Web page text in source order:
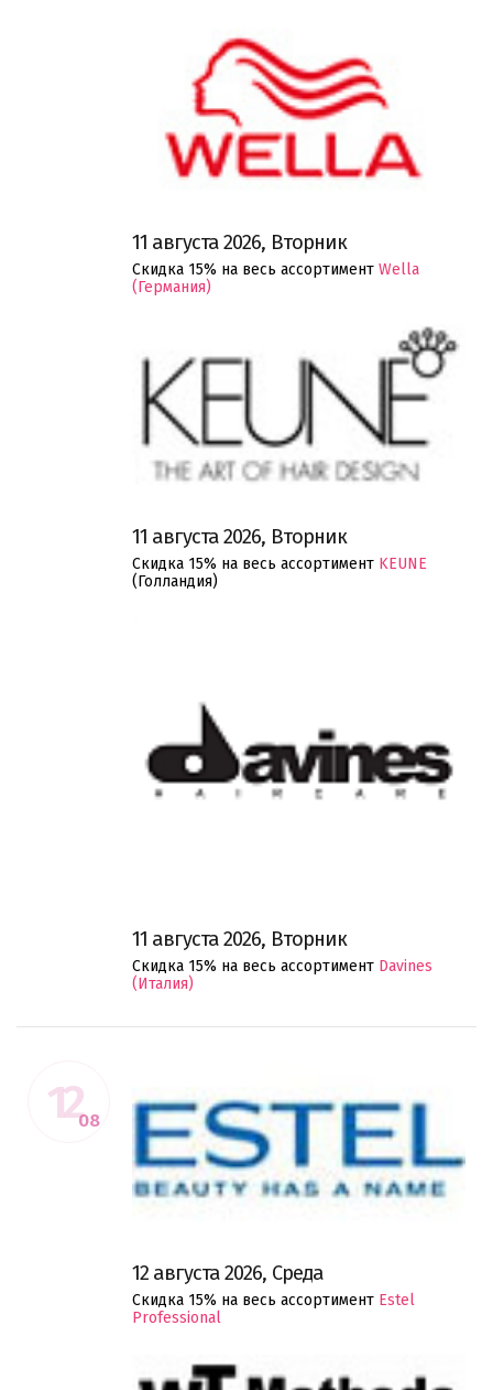
11 августа 2026, Вторник
Скидка 15% на весь ассортимент Wella
(Германия)
11 августа 2026, Вторник
Скидка 15% на весь ассортимент KEUNE
(Голландия)
11 августа 2026, Вторник
Скидка 15% на весь ассортимент Davines
(Италия)
1208
12 августа 2026, Среда
Скидка 15% на весь ассортимент Estel
Professional